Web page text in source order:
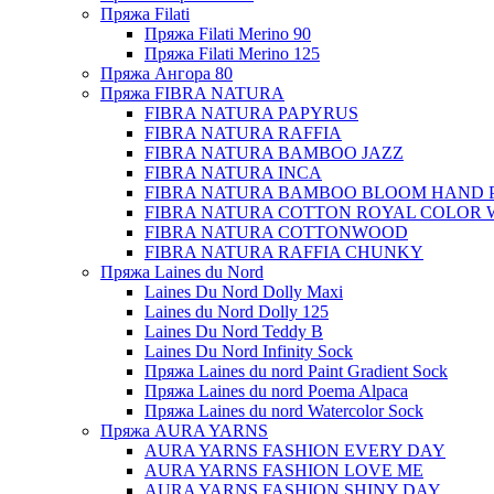
Пряжа Filati
Пряжа Filati Merino 90
Пряжа Filati Merino 125
Пряжа Ангора 80
Пряжа FIBRA NATURA
FIBRA NATURA PAPYRUS
FIBRA NATURA RAFFIA
FIBRA NATURA BAMBOO JAZZ
FIBRA NATURA INCA
FIBRA NATURA BAMBOO BLOOM HAND
FIBRA NATURA COTTON ROYAL COLOR
FIBRA NATURA COTTONWOOD
FIBRA NATURA RAFFIA CHUNKY
Пряжа Laines du Nord
Laines Du Nord Dolly Maxi
Laines du Nord Dolly 125
Laines Du Nord Teddy B
Laines Du Nord Infinity Sock
Пряжа Laines du nord Paint Gradient Sock
Пряжа Laines du nord Poema Alpaca
Пряжа Laines du nord Watercolor Sock
Пряжа AURA YARNS
AURA YARNS FASHION EVERY DAY
AURA YARNS FASHION LOVE ME
AURA YARNS FASHION SHINY DAY